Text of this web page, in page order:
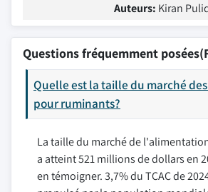
Auteurs: Kiran
Questions fréquemment
Quelle est la taille du marché
pour ruminants?
La taille du marché de
a atteint 521 millions de dollars en
en témoigner. 3,7% du TCAC de